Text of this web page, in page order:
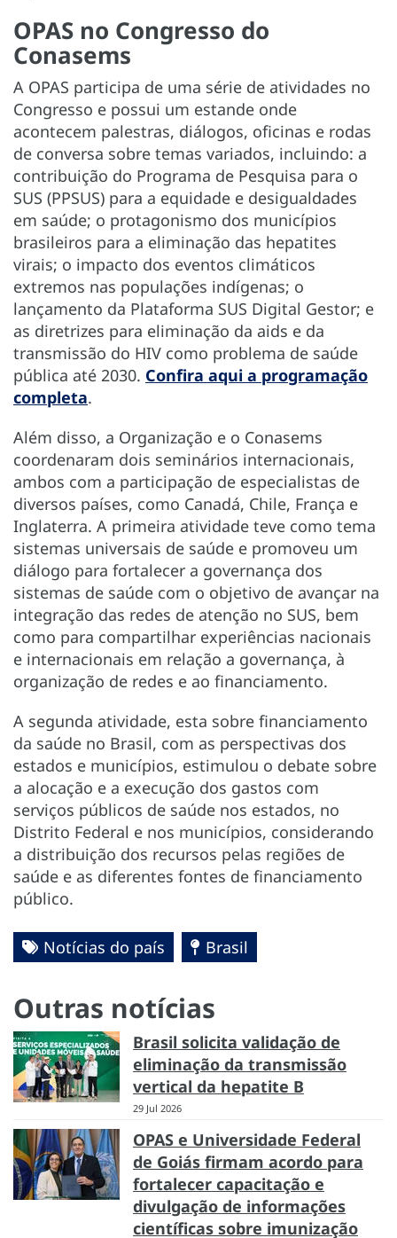
OPAS no Congresso do
Conasems
A OPAS participa de uma série de atividades no
Congresso e possui um estande onde
acontecem palestras, diálogos, oficinas e rodas
de conversa sobre temas variados, incluindo: a
contribuição do Programa de Pesquisa para o
SUS (PPSUS) para a equidade e desigualdades
em saúde; o protagonismo dos municípios
brasileiros para a eliminação das hepatites
virais; o impacto dos eventos climáticos
extremos nas populações indígenas; o
lançamento da Plataforma SUS Digital Gestor; e
as diretrizes para eliminação da aids e da
transmissão do HIV como problema de saúde
pública até 2030. Confira aqui a programação
completa.
Além disso, a Organização e o Conasems
coordenaram dois seminários internacionais,
ambos com a participação de especialistas de
diversos países, como Canadá, Chile, França e
Inglaterra. A primeira atividade teve como tema
sistemas universais de saúde e promoveu um
diálogo para fortalecer a governança dos
sistemas de saúde com o objetivo de avançar na
integração das redes de atenção no SUS, bem
como para compartilhar experiências nacionais
e internacionais em relação a governança, à
organização de redes e ao financiamento.
A segunda atividade, esta sobre financiamento
da saúde no Brasil, com as perspectivas dos
estados e municípios, estimulou o debate sobre
a alocação e a execução dos gastos com
serviços públicos de saúde nos estados, no
Distrito Federal e nos municípios, considerando
a distribuição dos recursos pelas regiões de
saúde e as diferentes fontes de financiamento
público.
Notícias do país Brasil
Outras notícias
Brasil solicita validação de
eliminação da transmissão
vertical da hepatite B
29 Jul 2026
OPAS e Universidade Federal
de Goiás firmam acordo para
fortalecer capacitação e
divulgação de informações
científicas sobre imunização